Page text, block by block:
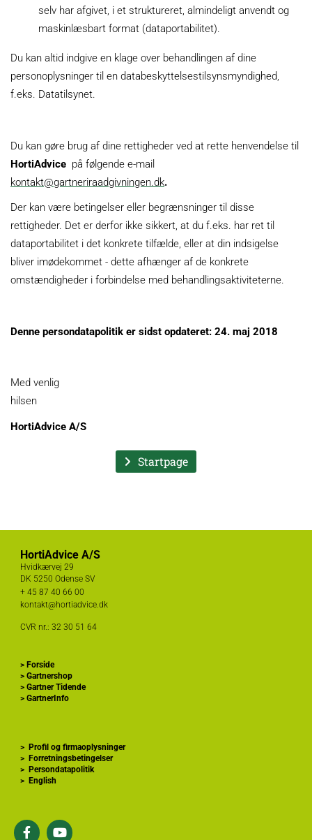
selv har afgivet, i et struktureret, almindeligt anvendt og
maskinlæsbart format (dataportabilitet).
Du kan altid indgive en klage over behandlingen af dine
personoplysninger til en databeskyttelsestilsynsmyndighed,
f.eks. Datatilsynet.
Du kan gøre brug af dine rettigheder ved at rette henvendelse til
HortiAdvice på følgende e-mail
kontakt@gartneriraadgivningen.dk.
Der kan være betingelser eller begrænsninger til disse
rettigheder. Det er derfor ikke sikkert, at du f.eks. har ret til
dataportabilitet i det konkrete tilfælde, eller at din indsigelse
bliver imødekommet - dette afhænger af de konkrete
omstændigheder i forbindelse med behandlingsaktiviteterne.
Denne persondatapolitik er sidst opdateret: 24. maj 2018
Med venlig
hilsen
HortiAdvice A/S
Startpage
HortiAdvice A/S
Hvidkærvej 29
DK 5250 Odense SV
+ 45 87 40 66 00
kontakt@hortiadvice.dk
CVR nr.: 32 30 51 64
> Forside
> Gartnershop
> Gartner Tidende
> GartnerInfo
> Profil og firmaoplysninger
> Forretningsbetingelser
> Persondatapolitik
> English